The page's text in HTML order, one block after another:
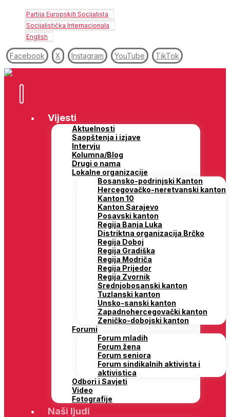
Partija Europskih Socijalista
Socijalistička Internacionala
English
Facebook X Instagram YouTube TikTok
Vijesti
Aktuelnosti
Saopštenja i izjave
Intervju
Kolumna/Blog
Drugi o nama
Lokalne organizacije
Bosansko-podrinjski Kanton
Hercegovačko-neretvanski kanton
Kanton 10
Kanton Sarajevo
Posavski kanton
Regija Banja Luka
Distriktna organizacija Brčko
Regija Doboj
Regija Gradiška
Regija Modriča
Regija Prijedor
Regija Zvornik
Srednjobosanski kanton
Tuzlanski kanton
Unsko-sanski kanton
Zapadnohercegovački kanton
Zeničko-dobojski kanton
Forumi
Forum mladih
Forum žena
Forum seniora
Forum sindikalnih aktivista i
aktivistica
Odbori i Savjeti
Video
Fotografije
Naši ljudi